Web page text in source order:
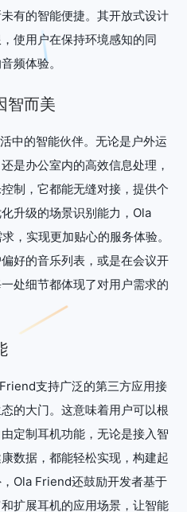
有的智能便捷。其开放式设计
使用户在保持环境感知的同
频体验。
智而美
中的智能伙伴。无论是户外运
是办公室内的高效信息处理，
制，它都能无缝对接，提供个
升级的场景识别能力，Ola
，实现更加贴心的服务体验。
好的音乐列表，或是在会议开
处细节都体现了对用户需求的
支持广泛的第三方应用接
的大门。这意味着用户可以根
定制耳机功能，无论是接入智
数据，都能轻松实现，构建起
Ola Friend还鼓励开发者基于
扩展耳机的应用场景，让智能